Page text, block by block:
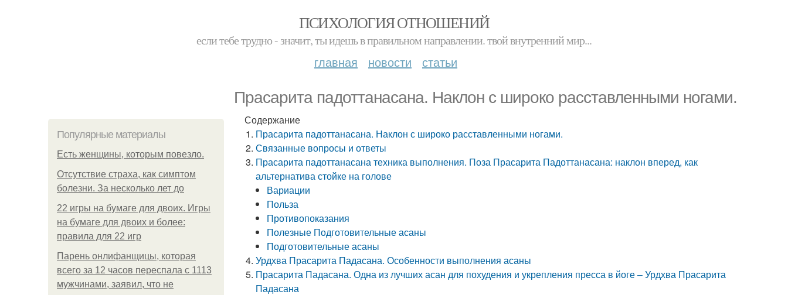
ПСИХОЛОГИЯ ОТНОШЕНИЙ
если тебе трудно - значит, ты идешь в правильном направлении. твой внутренний мир...
главная новости статьи
Прасарита падоттанасана. Наклон с широко расставленными ногами.
Популярные материалы
Есть женщины, которым повезло.
Отсутствие страха, как симптом
болезни. За несколько лет до
22 игры на бумаге для двоих. Игры
на бумаге для двоих и более:
правила для 22 игр
Парень онлифанщицы, которая
всего за 12 часов переспала с 1113
мужчинами, заявил, что не
Содержание
Прасарита падоттанасана. Наклон с широко расставленными ногами.
Связанные вопросы и ответы
Прасарита падоттанасана техника выполнения. Поза Прасарита Падоттанасана: наклон вперед, как
альтернатива стойке на голове
Вариации
Польза
Противопоказания
Полезные Подготовительные асаны
Подготовительные асаны
Урдхва Прасарита Падасана. Особенности выполнения асаны
Прасарита Падасана. Одна из лучших асан для похудения и укрепления пресса в йоге – Урдхва Прасарита
Падасана